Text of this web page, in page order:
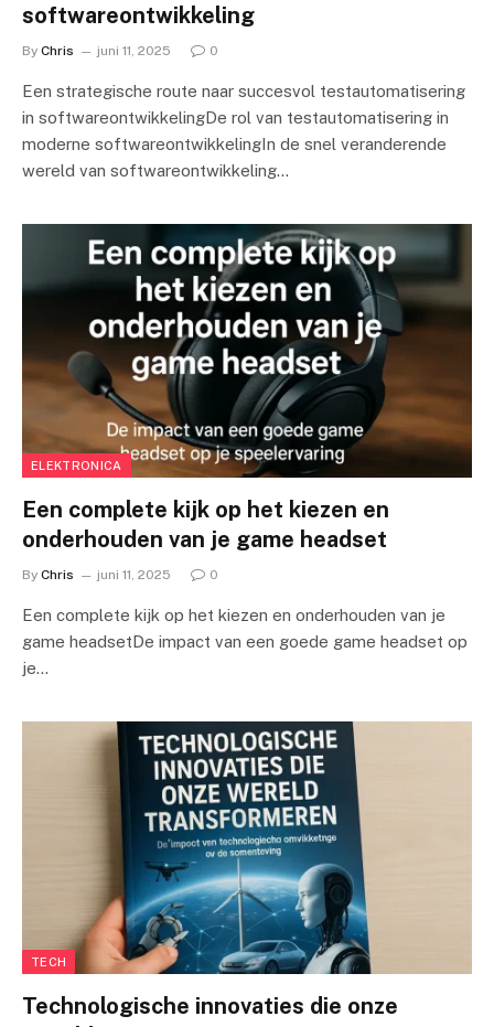
softwareontwikkeling
By Chris juni 11, 2025 0
Een strategische route naar succesvol testautomatisering
in softwareontwikkelingDe rol van testautomatisering in
moderne softwareontwikkelingIn de snel veranderende
wereld van softwareontwikkeling…
ELEKTRONICA
Een complete kijk op het kiezen en
onderhouden van je game headset
By Chris juni 11, 2025 0
Een complete kijk op het kiezen en onderhouden van je
game headsetDe impact van een goede game headset op
je…
TECH
Technologische innovaties die onze